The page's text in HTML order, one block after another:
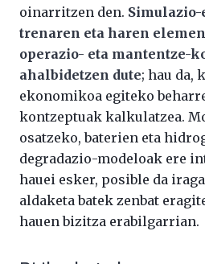
oinarritzen den.
trenaren eta haren
operazio- eta mantentze-
ahalbidetzen dute; hau da,
ekonomikoa egiteko
kontzeptuak kalkulatzea.
osatzeko, baterien eta
degradazio-modeloak ere
hauei esker, posible da
aldaketa batek zenbat
hauen bizitza erabilgarrian.